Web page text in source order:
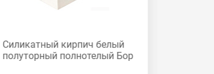
Силикатный кирпич белый
полуторный полнотелый Бор